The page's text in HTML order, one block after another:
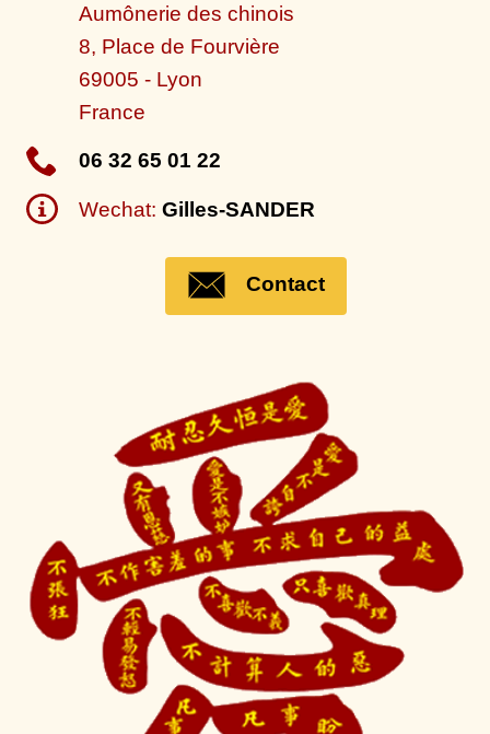
Aumônerie des chinois
8, Place de Fourvière
69005 - Lyon
France
06 32 65 01 22
Wechat:Gilles-SANDER
Contact